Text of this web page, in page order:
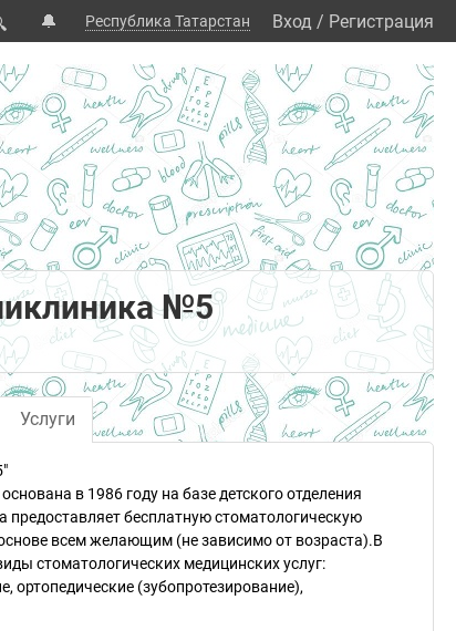
🔔 Республика Татарстан Вход / Регистрация
№5
Услуги
в 1986 году на базе детского отделения
бесплатную стоматологическую
всем желающим (не зависимо от возраста).В
стоматологических медицинских услуг:
ортопедические (зубопротезирование),